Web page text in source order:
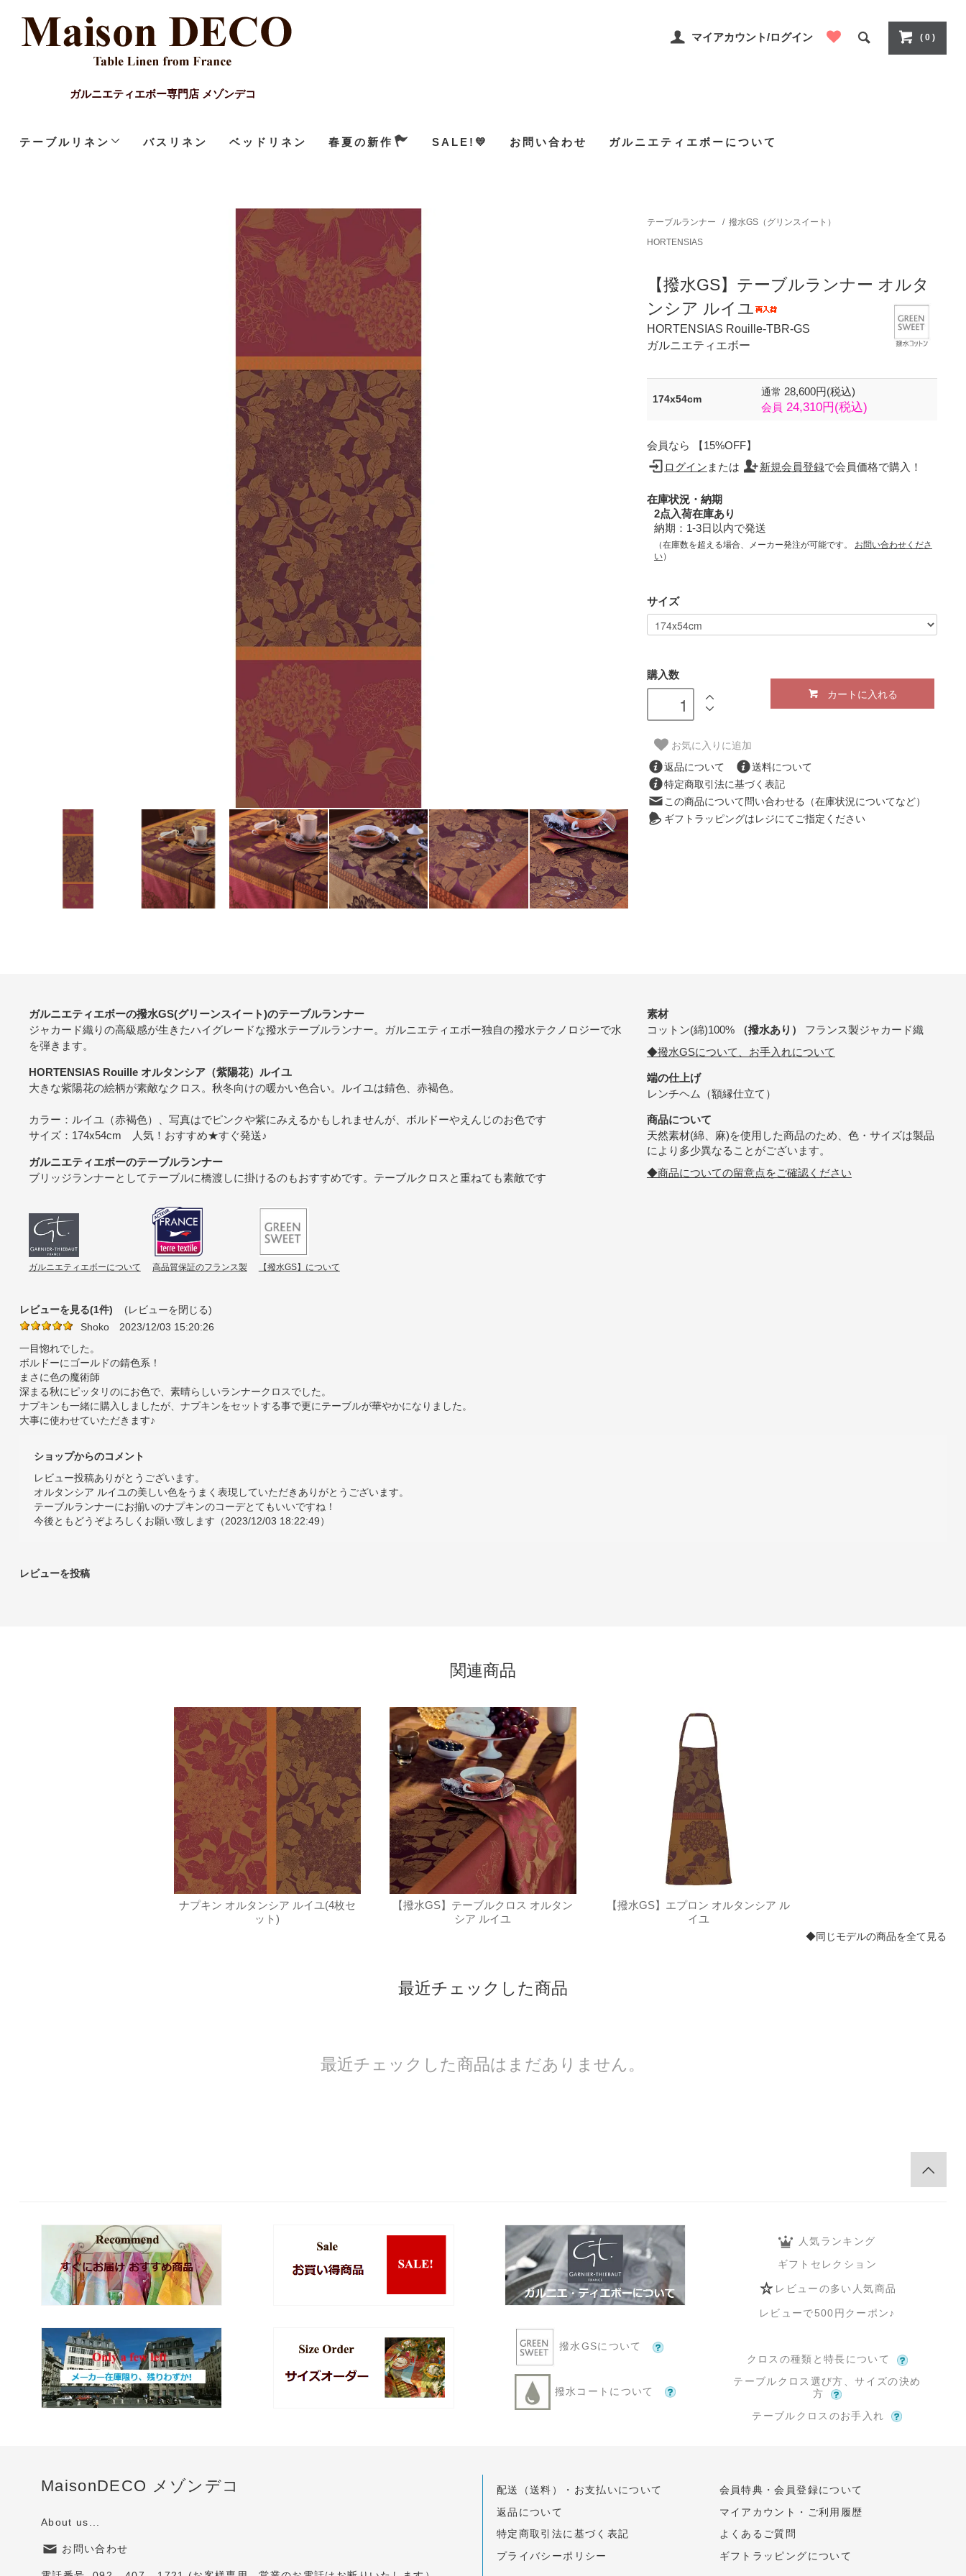
ガルニエティエボー専門店 メゾンデコ
マイアカウント/ログイン ( 0 )
テーブルリネン バスリネン ベッドリネン 春夏の新作 SALE!💛 お問い合わせ ガルニエティエボーについて
テーブルランナー / 撥水GS（グリンスイート）
HORTENSIAS
【撥水GS】テーブルランナー オルタ
ンシア ルイユ
HORTENSIAS Rouille-TBR-GS
ガルニエティエボー
174x54cm
通常 28,600円(税込)
会員 24,310円(税込)
会員なら 【15%OFF】
ログイン または 新規会員登録で会員価格で購入！
在庫状況・納期
2点入荷在庫あり
納期：1-3日以内で発送
（在庫数を超える場合、メーカー発注が可能です。 お問い合わせくださ
い）
サイズ
購入数
カートに入れる
お気に入りに追加
返品について
送料について
特定商取引法に基づく表記
この商品について問い合わせる（在庫状況についてなど）
ギフトラッピングはレジにてご指定ください
ガルニエティエボーの撥水GS(グリーンスイート)のテーブルランナー
ジャカード織りの高級感が生きたハイグレードな撥水テーブルランナー。ガルニエティエボー独自の撥水テクノロジーで水
を弾きます。
HORTENSIAS Rouille オルタンシア（紫陽花）ルイユ
大きな紫陽花の絵柄が素敵なクロス。秋冬向けの暖かい色合い。ルイユは錆色、赤褐色。
カラー：ルイユ（赤褐色）、写真はでピンクや紫にみえるかもしれませんが、ボルドーやえんじのお色です
サイズ：174x54cm 人気！おすすめ★すぐ発送♪
ガルニエティエボーのテーブルランナー
ブリッジランナーとしてテーブルに橋渡しに掛けるのもおすすめです。テーブルクロスと重ねても素敵です
ガルニエティエボーについて 高品質保証のフランス製 【撥水GS】について
素材
コットン(綿)100%
（撥水あり）
フランス製ジャカード織
◆撥水GSについて、お手入れについて
端の仕上げ
レンチヘム（額縁仕立て）
商品について
天然素材(綿、麻)を使用した商品のため、色・サイズは製品
により多少異なることがございます。
◆商品についての留意点をご確認ください
レビューを見る(1件) (レビューを閉じる)
Shoko
2023/12/03 15:20:26
一目惚れでした。
ボルドーにゴールドの錆色系！
まさに色の魔術師
深まる秋にピッタリのにお色で、素晴らしいランナークロスでした。
ナプキンも一緒に購入しましたが、ナプキンをセットする事で更にテーブルが華やかになりました。
大事に使わせていただきます♪
ショップからのコメント
レビュー投稿ありがとうございます。
オルタンシア ルイユの美しい色をうまく表現していただきありがとうございます。
テーブルランナーにお揃いのナプキンのコーデとてもいいですね！
今後ともどうぞよろしくお願い致します（2023/12/03 18:22:49）
レビューを投稿
関連商品
ナプキン オルタンシア ルイユ(4枚セ
ット)
【撥水GS】テーブルクロス オルタン
シア ルイユ
【撥水GS】エプロン オルタンシア ル
イユ
◆同じモデルの商品を全て見る
最近チェックした商品
最近チェックした商品はまだありません。
撥水GSについて
撥水コートについて
人気ランキング
ギフトセレクション
レビューの多い人気商品
レビューで500円クーポン♪
クロスの種類と特長について
テーブルクロス選び方、サイズの決め
方
テーブルクロスのお手入れ
MaisonDECO メゾンデコ
About us...
お問い合わせ
配送（送料）・お支払いについて
返品について
特定商取引法に基づく表記
プライバシーポリシー
会員特典・会員登録について
マイアカウント・ご利用履歴
よくあるご質問
ギフトラッピングについて